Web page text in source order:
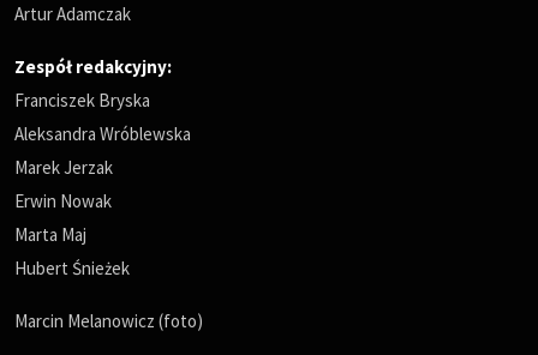
Artur Adamczak
Zespół redakcyjny:
Franciszek Bryska
Aleksandra Wróblewska
Marek Jerzak
Erwin Nowak
Marta Maj
Hubert Śnieżek
Marcin Melanowicz (foto)